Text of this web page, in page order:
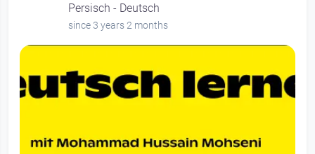
Persisch - Deutsch
since 3 years 2 months